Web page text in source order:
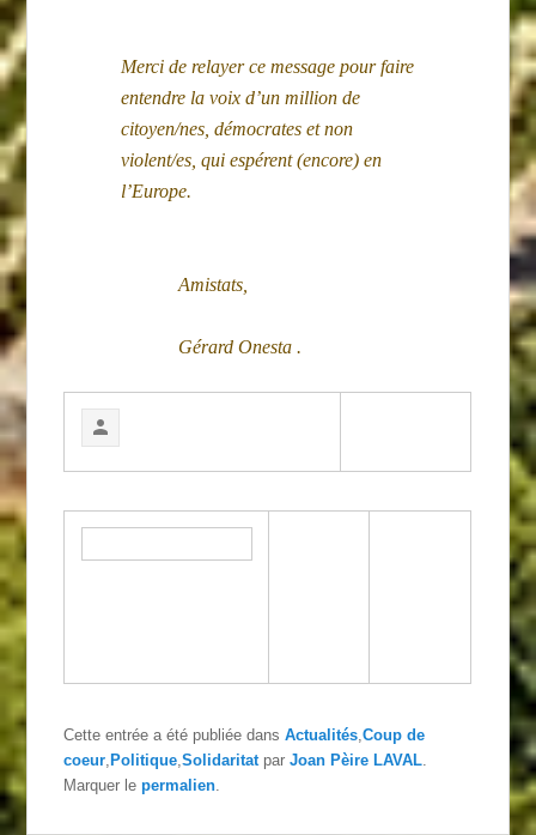
Merci de relayer ce message pour faire
entendre la voix d’un million de
citoyen/nes, démocrates et non
violent/es, qui espérent (encore) en
l’Europe.
Amistats,
Gérard Onesta .
Cette entrée a été publiée dansActualités ,Coup de
coeur ,Politique ,Solidaritat parJoan Pèire LAVAL
Marquer lepermalien